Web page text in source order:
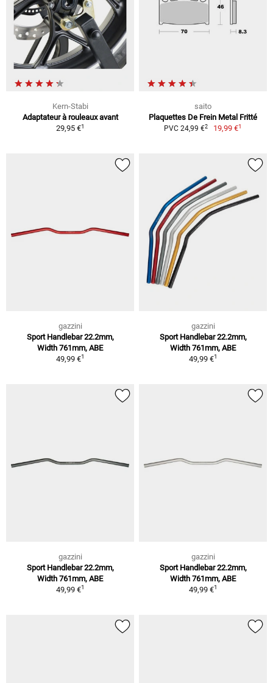
Kern-Stabi
Adaptateur à rouleaux avant
29,95 €1
saito
Plaquettes De Frein Metal Fritté
PVC 24,99 €2 19,99 €1
gazzini
Sport Handlebar 22.2mm,
Width 761mm, ABE
49,99 €1
gazzini
Sport Handlebar 22.2mm,
Width 761mm, ABE
49,99 €1
gazzini
Sport Handlebar 22.2mm,
Width 761mm, ABE
49,99 €1
gazzini
Sport Handlebar 22.2mm,
Width 761mm, ABE
49,99 €1